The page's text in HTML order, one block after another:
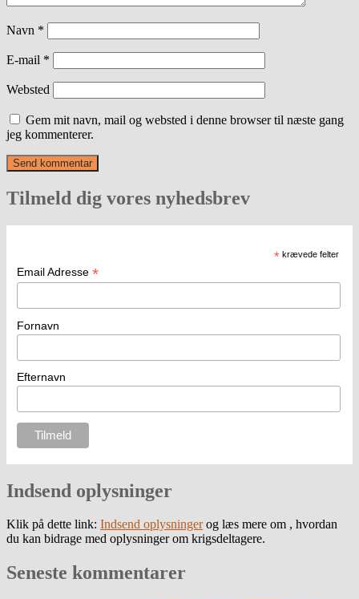
Navn *
E-mail *
Websted
Gem mit navn, mail og websted i denne browser til næste gang
jeg kommenterer.
Tilmeld dig vores nyhedsbrev
* krævede felter
Email Adresse *
Fornavn
Efternavn
Indsend oplysninger
Klik på dette link: Indsend oplysningerog læs mere om , hvordan
du kan bidrage med oplysninger om krigsdeltagere.
Seneste kommentarer